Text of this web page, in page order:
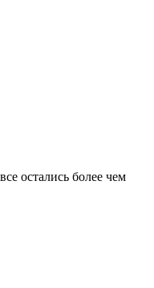
остались более чем